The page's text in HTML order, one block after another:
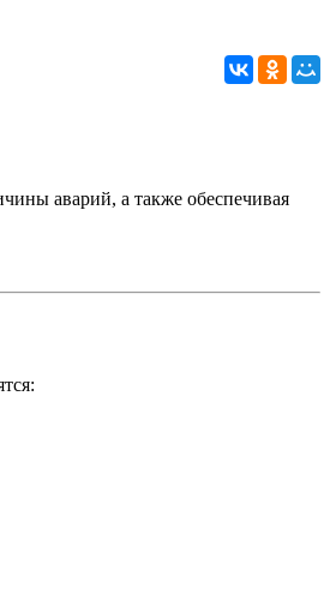
аварий, а также обеспечивая